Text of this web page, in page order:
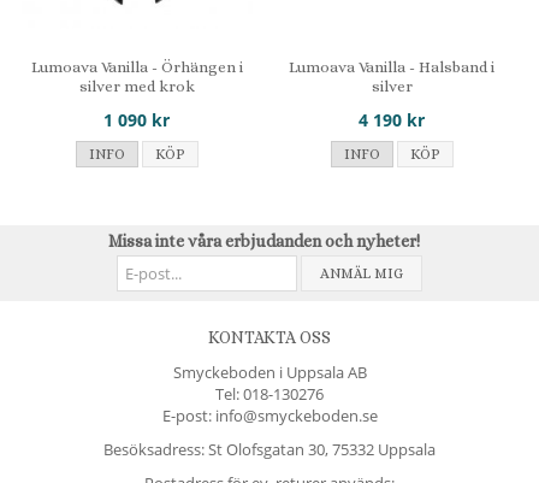
Lumoava Vanilla - Örhängen i
silver med krok
1 090 kr
INFO KÖP
Lumoava Vanilla - Halsband i
silver
4 190 kr
INFO KÖP
Missa inte våra erbjudanden och nyheter!
ANMÄL MIG
KONTAKTA OSS
Smyckeboden i Uppsala AB
Tel:018-130276
E-post: info@smyckeboden.se
Besöksadress: St Olofsgatan 30, 75332 Uppsala